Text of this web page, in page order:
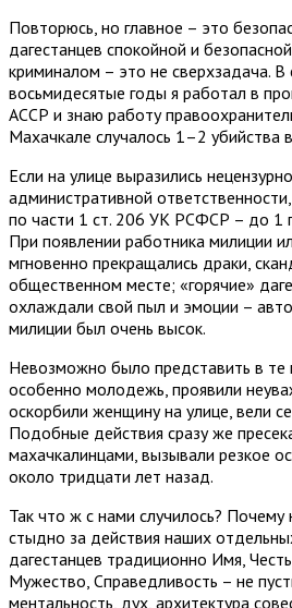
Повторюсь, но главное – это
дагестанцев спокойной и
криминалом – это не сверхзадача.
восьмидесятые годы я работал в
АССР и знаю работу
Махачкале случалось 1–2 убийства
Если на улице выразились
административной
по части 1 ст. 206 УК РСФСР – до 1
При появлении работника милиции
мгновенно прекращались драки,
общественном месте; «горячие»
охлаждали свой пыл и эмоции –
милиции был очень высок.
Невозможно было представить в те
особенно молодежь, проявили
оскорбили женщину на улице, вели
Подобные действия сразу же
махачкалинцами, вызывали резкое
около тридцати лет назад.
Так что ж с нами случилось?
стыдно за действия наших
дагестанцев традиционно Имя,
Мужество, Справедливость – не
ментальность, дух, архитектура